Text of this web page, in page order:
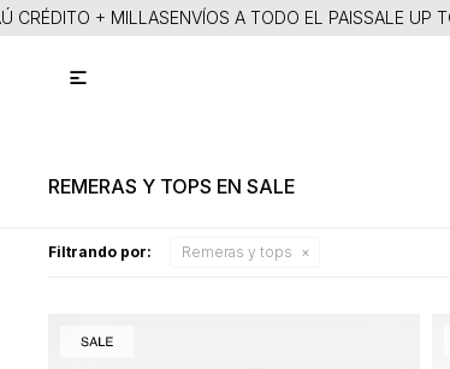
+ MILLASENVÍOS A TODO EL PAISSALE UP TO 30%

REMERAS Y TOPS EN SALE
Filtrando por: Remeras y tops